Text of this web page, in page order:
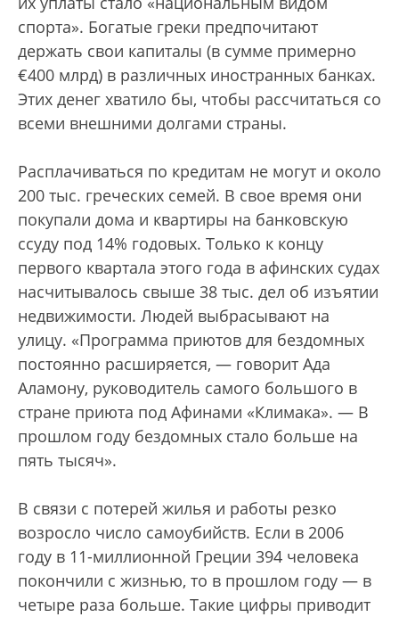
спорта». Богатые греки предпочитают
держать свои капиталы (в сумме примерно
€400 млрд) в различных иностранных банках.
Этих денег хватило бы, чтобы рассчитаться со
всеми внешними долгами страны.
Расплачиваться по кредитам не могут и около
200 тыс. греческих семей. В свое время они
покупали дома и квартиры на банковскую
ссуду под 14% годовых. Только к концу
первого квартала этого года в афинских судах
насчитывалось свыше 38 тыс. дел об изъятии
недвижимости. Людей выбрасывают на
улицу. «Программа приютов для бездомных
постоянно расширяется, — говорит Ада
Аламону, руководитель самого большого в
стране приюта под Афинами «Климака». — В
прошлом году бездомных стало больше на
пять тысяч».
В связи с потерей жилья и работы резко
возросло число самоубийств. Если в 2006
году в 11-миллионной Греции 394 человека
покончили с жизнью, то в прошлом году — в
четыре раза больше. Такие цифры приводит